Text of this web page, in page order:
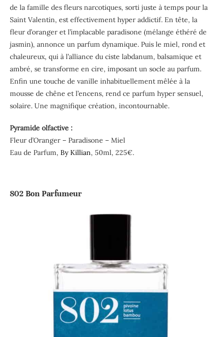
de la famille des fleurs narcotiques, sorti juste à temps pour la
Saint Valentin, est effectivement hyper addictif. En tête, la
fleur d’oranger et l’implacable paradisone (mélange éthéré de
jasmin), annonce un parfum dynamique. Puis le miel, rond et
chaleureux, qui à l’alliance du ciste labdanum, balsamique et
ambré, se transforme en cire, imposant un socle au parfum.
Enfin une touche de vanille inhabituellement mêlée à la
mousse de chêne et l’encens, rend ce parfum hyper sensuel,
solaire. Une magnifique création, incontournable.
Pyramide olfactive :
Fleur d’Oranger – Paradisone – Miel
Eau de Parfum, By Killian, 50ml, 225€.
802 Bon Parfumeur